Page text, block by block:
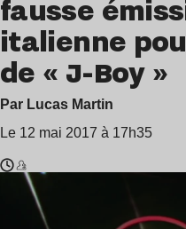
fausse
italienne
de « J-Boy »
Par Lucas Martin
Le 12 mai 2017 à 17h35
TempsPhoenix